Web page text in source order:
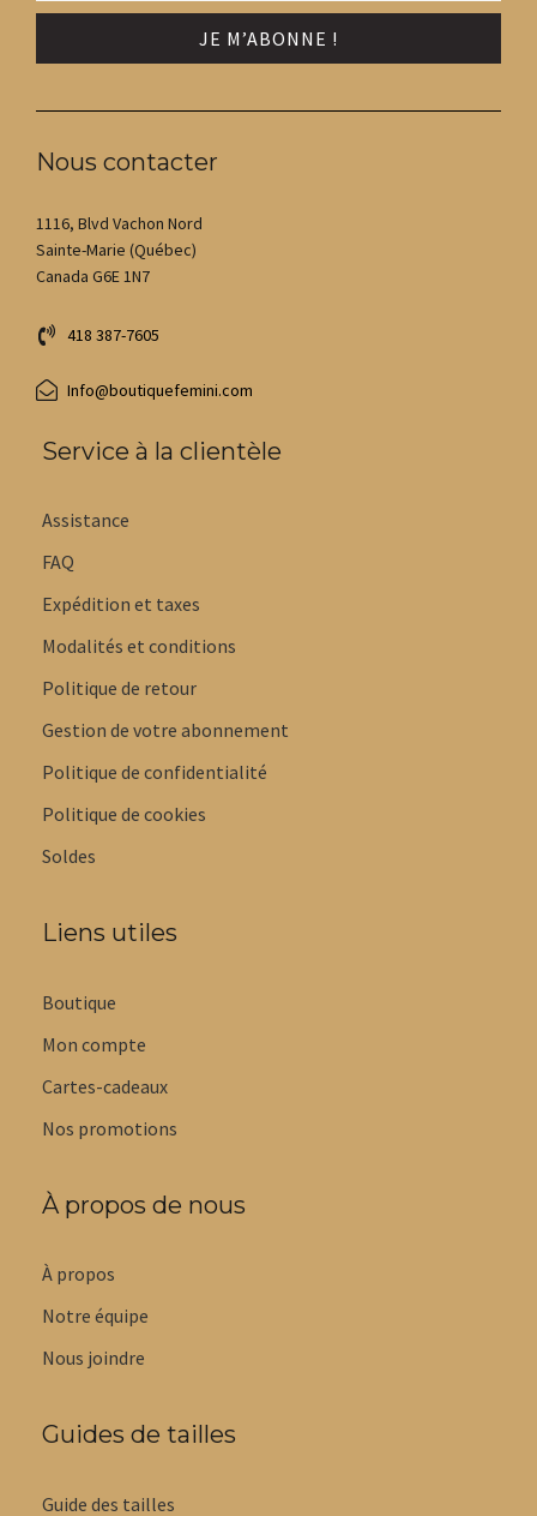
Nous contacter
1116, Blvd Vachon Nord
Sainte-Marie (Québec)
Canada G6E 1N7
418 387-7605
Info@boutiquefemini.com
Service à la clientèle
Assistance
FAQ
Expédition et taxes
Modalités et conditions
Politique de retour
Gestion de votre abonnement
Politique de confidentialité
Politique de cookies
Soldes
Liens utiles
Boutique
Mon compte
Cartes-cadeaux
Nos promotions
À propos de nous
À propos
Notre équipe
Nous joindre
Guides de tailles
Guide des tailles